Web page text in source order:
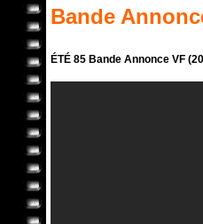
Bande
ÉTÉ 85 Bande Annonce VF